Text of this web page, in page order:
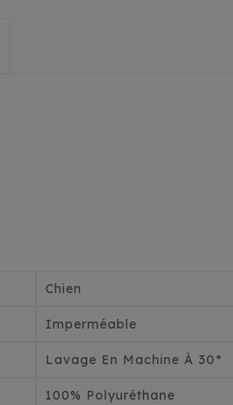
Chien
Imperméable
Lavage En Machine À 30°
100% Polyuréthane